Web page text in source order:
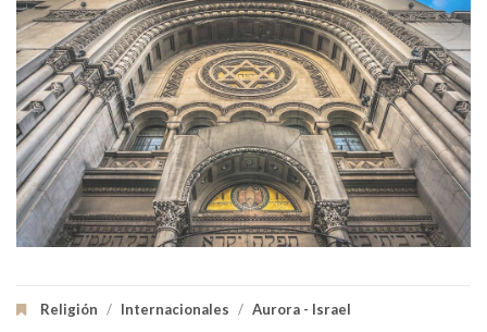
Religión / Internacionales / Aurora - Israel